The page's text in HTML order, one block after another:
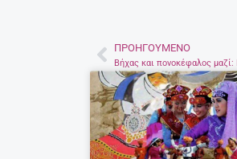
Prev
ΠΡΟΗΓΟΎΜΕΝΟ
Βήχας και πονοκέφαλος μαζί: